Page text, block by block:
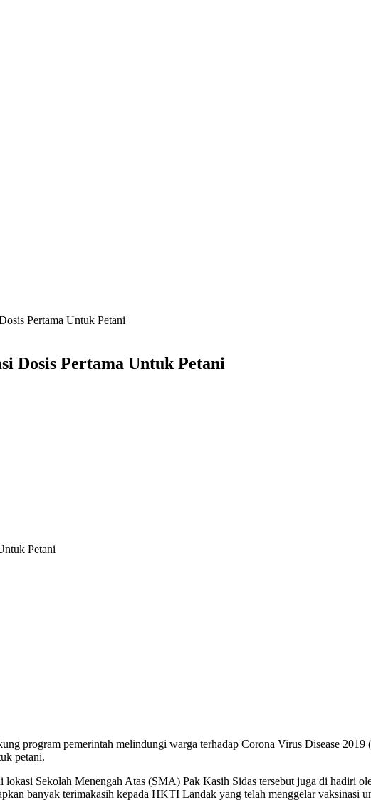
Pertama Untuk Petani
Dosis Pertama Untuk Petani
Petani
program pemerintah melindungi warga terhadap Corona Virus Disease
petani.
lokasi Sekolah Menengah Atas (SMA) Pak Kasih Sidas tersebut juga di hadiri
banyak terimakasih kepada HKTI Landak yang telah menggelar vaksinasi